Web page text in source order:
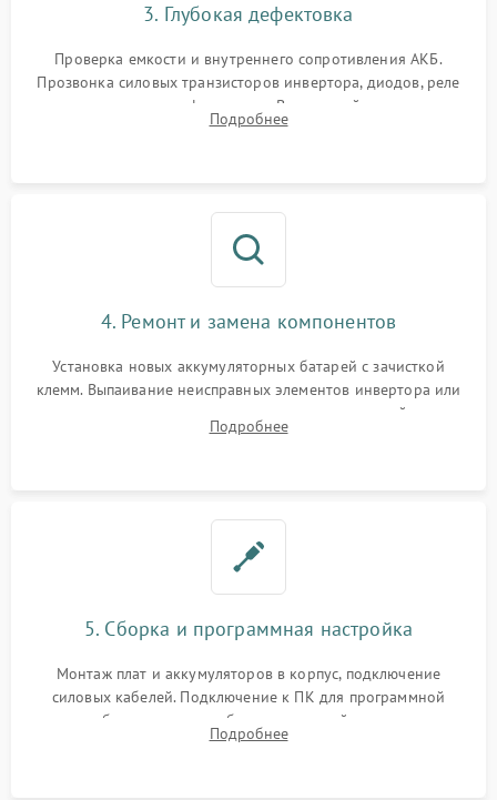
3. Глубокая дефектовка
Проверка емкости и внутреннего сопротивления АКБ.
Прозвонка силовых транзисторов инвертора, диодов, реле
переключения и трансформатора. Визуальный поиск вздутых
конденсаторов и прогаров на печатной плате.
Подробнее
4. Ремонт и замена компонентов
Установка новых аккумуляторных батарей с зачисткой
клемм. Выпаивание неисправных элементов инвертора или
цепи зарядки и монтаж новых радиодеталей.
Восстановление поврежденных токоведущих дорожек и
Подробнее
5. Сборка и программная настройка
Монтаж плат и аккумуляторов в корпус, подключение
силовых кабелей. Подключение к ПК для программной
калибровки констант батареи, настройки порогов
срабатывания AVR и сброса счетчиков старения АКБ.
Подробнее